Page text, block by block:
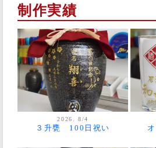
制作実績
2026. 8/4
３升甕 100日祝い